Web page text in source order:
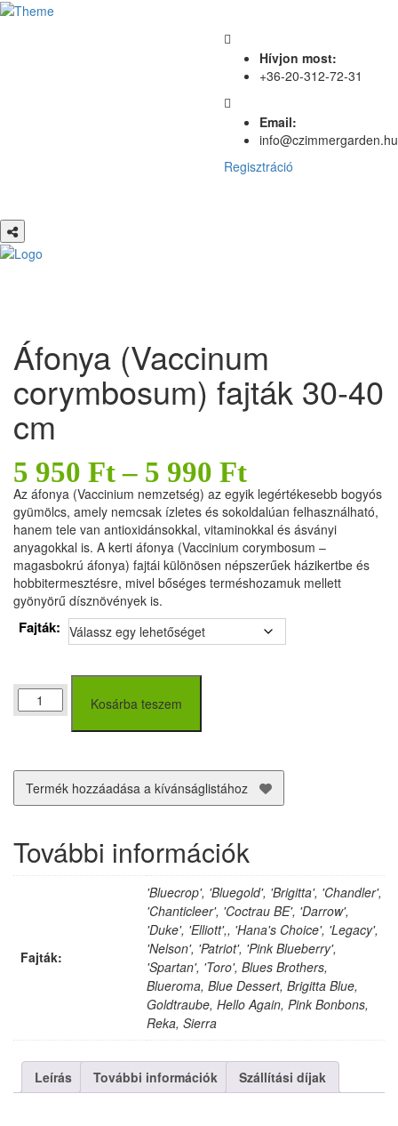
Hívjon most:
+36-20-312-72-31
Email:
info@czimmergarden.hu
Regisztráció
Áfonya (Vaccinum
corymbosum) fajták 30-40
cm
5 950 Ft– 5 990 Ft
Az áfonya (Vaccinium nemzetség) az egyik legértékesebb bogyós
gyümölcs, amely nemcsak ízletes és sokoldalúan felhasználható,
hanem tele van antioxidánsokkal, vitaminokkal és ásványi
anyagokkal is. A kerti áfonya (Vaccinium corymbosum –
magasbokrú áfonya) fajtái különösen népszerűek házikertbe és
hobbitermesztésre, mivel bőséges terméshozamuk mellett
gyönyörű dísznövények is.
Fajták:
Áfonya
(Vaccinum
corymbosum)
30-
40
cm
Kosárba teszem
Termék hozzáadása a kívánságlistához
További információk
Fajták:
'Bluecrop', 'Bluegold', 'Brigitta', 'Chandler',
'Chanticleer', 'Coctrau BE', 'Darrow',
'Duke', 'Elliott',, 'Hana's Choice', 'Legacy',
'Nelson', 'Patriot', 'Pink Blueberry',
'Spartan', 'Toro', Blues Brothers,
Blueroma, Blue Dessert, Brigitta Blue,
Goldtraube, Hello Again, Pink Bonbons,
Reka, Sierra
Leírás További információk Szállítási díjak